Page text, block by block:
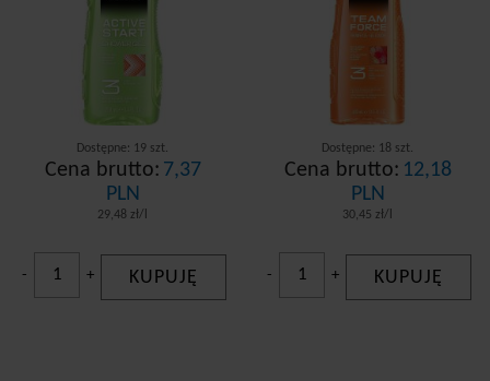
Dostępne: 19 szt.
Cena brutto: 7,37
PLN
29,48 zł/l
- + KUPUJĘ
Dostępne: 18 szt.
Cena brutto: 12,18
PLN
30,45 zł/l
- + KUPUJĘ